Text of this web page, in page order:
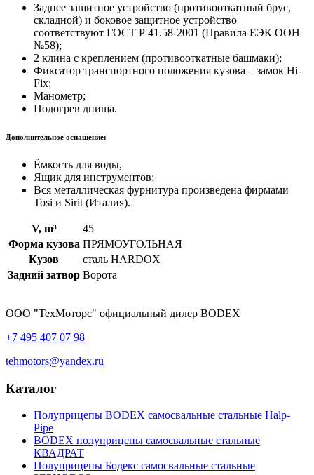
Заднее защитное устройство (противооткатный брус,
складной) и боковое защитное устройство
соответствуют ГОСТ Р 41.58-2001 (Правила ЕЭК ООН
№58);
2 клина с креплением (противооткатные башмаки);
Фиксатор транспортного положения кузова – замок Hi-
Fix;
Манометр;
Подогрев днища.
Дополнительное оснащение:
Ёмкость для воды,
Ящик для инструментов;
Вся металлическая фурнитура произведена фирмами
Tosi и Sirit (Италия).
V, m³
45
Форма кузова ПРЯМОУГОЛЬНАЯ
Кузов
сталь HARDOX
Задний затвор Ворота
ООО "ТехМоторс" официальный дилер BODEX
+7 495 407 07 98
tehmotors@yandex.ru
Каталог
Полуприцепы BODEX самосвальные стальные Нalp-
Pipe
BODEX полуприцепы самосвальные стальные
КВАДРАТ
Полуприцепы Бодекс самосвальные стальные